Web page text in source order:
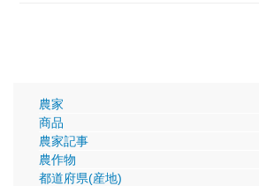
農家
商品
農家記事
農作物
都道府県(産地)